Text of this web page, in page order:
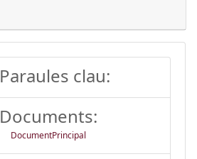
Paraules clau:
Documents:
DocumentPrincipal